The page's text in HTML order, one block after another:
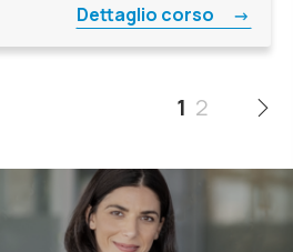
Dettaglio corso
1 2